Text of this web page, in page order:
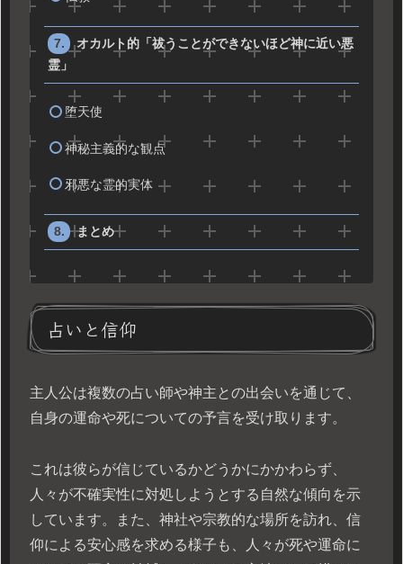
オカルト的「祓うことができないほど神に近い悪
霊」
堕天使
神秘主義的な観点
邪悪な霊的実体
まとめ
占いと信仰
主人公は複数の占い師や神主との出会いを通じて、
自身の運命や死についての予言を受け取ります。
これは彼らが信じているかどうかにかかわらず、
人々が不確実性に対処しようとする自然な傾向を示
しています。また、神社や宗教的な場所を訪れ、信
仰による安心感を求める様子も、人々が死や運命に